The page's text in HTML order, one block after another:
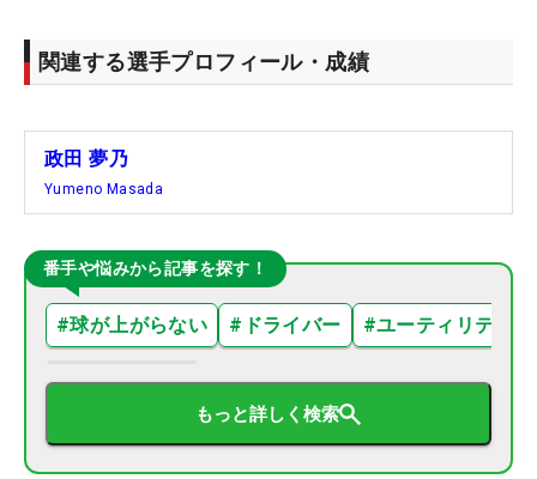
関連する選手プロフィール・成績
政田 夢乃
Yumeno Masada
番手や悩みから記事を探す！
#球が上がらない # ドライバー #ユーティリティ
もっと詳しく検索